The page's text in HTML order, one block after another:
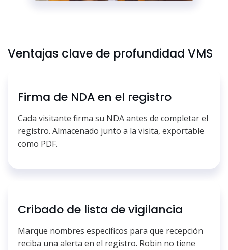
Ventajas clave de profundidad VMS
Firma de NDA en el registro
Cada visitante firma su NDA antes de completar el
registro. Almacenado junto a la visita, exportable
como PDF.
Cribado de lista de vigilancia
Marque nombres específicos para que recepción
reciba una alerta en el registro. Robin no tiene